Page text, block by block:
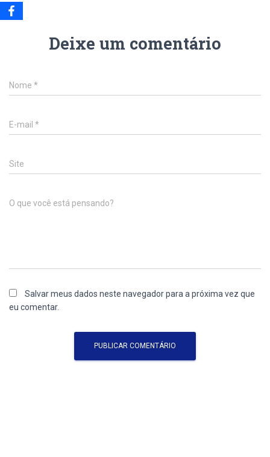
Deixe um comentário
Nome *
E-mail *
Site
O que você está pensando?
Salvar meus dados neste navegador para a próxima vez que
eu comentar.